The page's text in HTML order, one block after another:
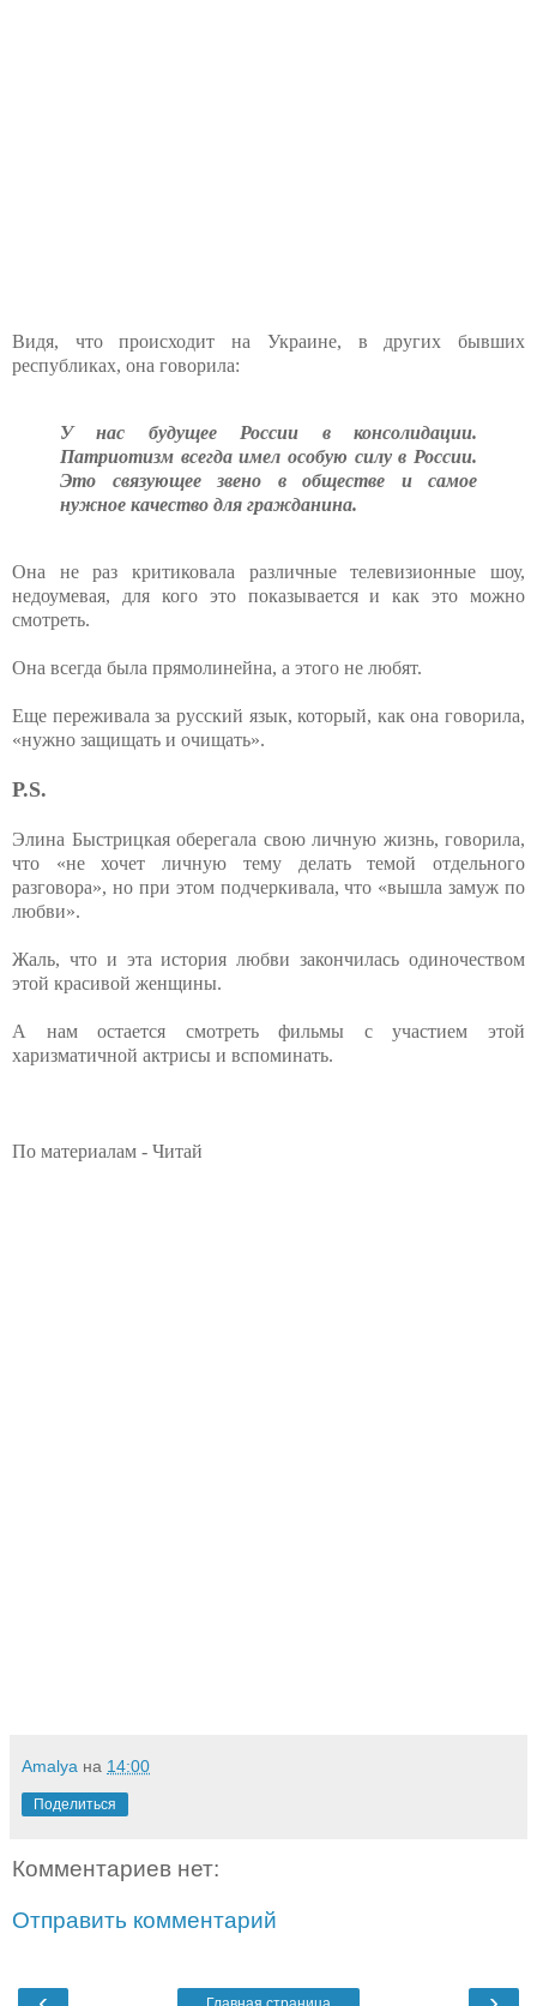
Видя, что происходит на Украине, в других бывших
республиках, она говорила:
У нас будущее России в консолидации.
Патриотизм всегда имел особую силу в России.
Это связующее звено в обществе и самое
нужное качество для гражданина.
Она не раз критиковала различные телевизионные шоу,
недоумевая, для кого это показывается и как это можно
смотреть.
Она всегда была прямолинейна, а этого не любят.
Еще переживала за русский язык, который, как она говорила,
«нужно защищать и очищать».
P.S.
Элина Быстрицкая оберегала свою личную жизнь, говорила,
что «не хочет личную тему делать темой отдельного
разговора», но при этом подчеркивала, что «вышла замуж по
любви».
Жаль, что и эта история любви закончилась одиночеством
этой красивой женщины.
А нам остается смотреть фильмы с участием этой
харизматичной актрисы и вспоминать.
По материалам - Читай
Amalya на 14:00
Поделиться
Комментариев нет:
Отправить комментарий